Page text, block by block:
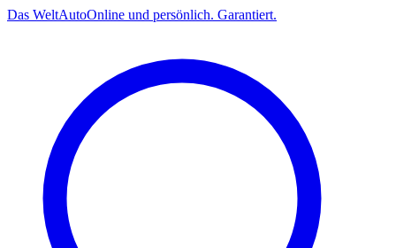
Das WeltAutoOnline und persönlich. Garantiert.